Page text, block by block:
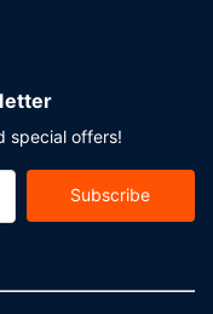
special offers!
Subscribe